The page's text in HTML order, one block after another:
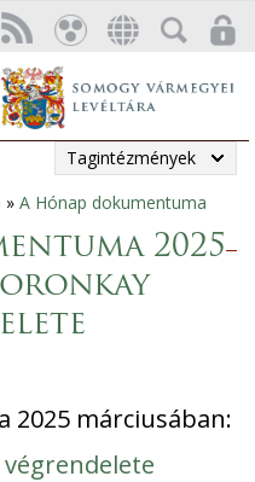
Tagintézmények
» A Hónap dokumentuma
2025
2025 márciusában: